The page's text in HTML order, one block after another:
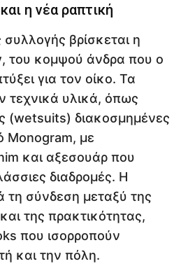
η νέα ραπτική
συλλογής βρίσκεται η
, του κομψού άνδρα που ο
για τον οίκο. Τα
τεχνικά υλικά, όπως
(wetsuits) διακοσμημένες
Monogram, με
και αξεσουάρ που
διαδρομές. Η
τη σύνδεση μεταξύ της
της πρακτικότητας,
που ισορροπούν
και την πόλη.